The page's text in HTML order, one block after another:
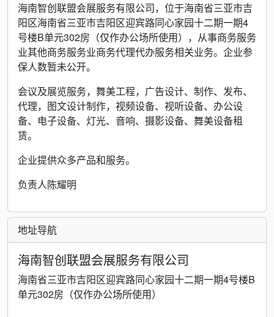
海南智创联盟会展服务有限公司，位于海南省三亚市吉
阳区海南省三亚市吉阳区迎宾路同心家园十二期一期4
号楼B单元302房（仅作办公场所使用），从事商务服务
业其他商务服务业商务代理代办服务相关业务。企业参
保人数暂未公开。
会议及展览服务，舞美工程，广告设计、制作、发布、
代理，图文设计制作，视频设备、视听设备、办公设
备、电子设备、灯光、音响、摄影设备、舞美设备租
赁。
企业提供众多产品和服务。
负责人陈耀明
地址导航
海南智创联盟会展服务有限公司
海南省三亚市吉阳区迎宾路同心家园十二期一期4号楼B
单元302房（仅作办公场所使用）